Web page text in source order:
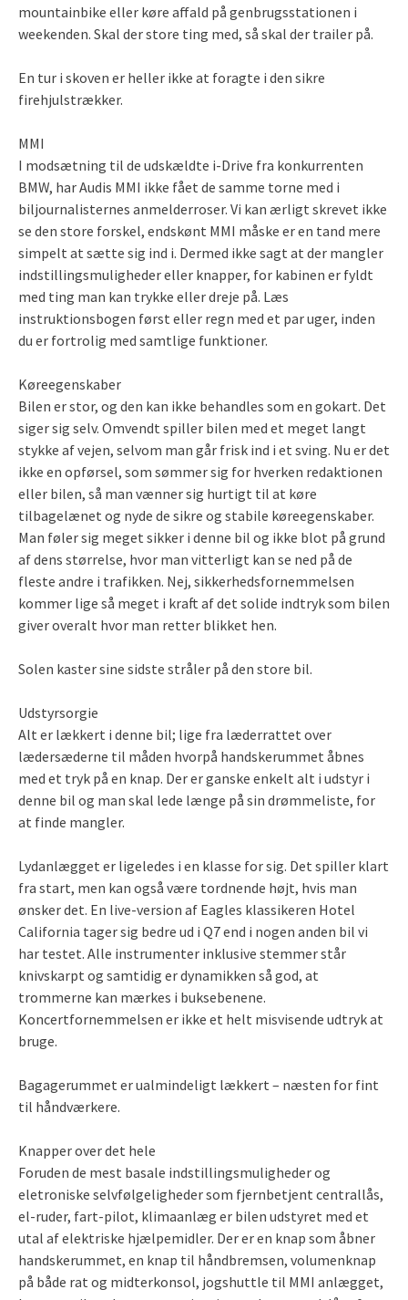
mountainbike eller køre affald på genbrugsstationen i
weekenden. Skal der store ting med, så skal der trailer på.
En tur i skoven er heller ikke at foragte i den sikre
firehjulstrækker.
MMI
I modsætning til de udskældte i-Drive fra konkurrenten
BMW, har Audis MMI ikke fået de samme torne med i
biljournalisternes anmelderroser. Vi kan ærligt skrevet ikke
se den store forskel, endskønt MMI måske er en tand mere
simpelt at sætte sig ind i. Dermed ikke sagt at der mangler
indstillingsmuligheder eller knapper, for kabinen er fyldt
med ting man kan trykke eller dreje på. Læs
instruktionsbogen først eller regn med et par uger, inden
du er fortrolig med samtlige funktioner.
Køreegenskaber
Bilen er stor, og den kan ikke behandles som en gokart. Det
siger sig selv. Omvendt spiller bilen med et meget langt
stykke af vejen, selvom man går frisk ind i et sving. Nu er det
ikke en opførsel, som sømmer sig for hverken redaktionen
eller bilen, så man vænner sig hurtigt til at køre
tilbagelænet og nyde de sikre og stabile køreegenskaber.
Man føler sig meget sikker i denne bil og ikke blot på grund
af dens størrelse, hvor man vitterligt kan se ned på de
fleste andre i trafikken. Nej, sikkerhedsfornemmelsen
kommer lige så meget i kraft af det solide indtryk som bilen
giver overalt hvor man retter blikket hen.
Solen kaster sine sidste stråler på den store bil.
Udstyrsorgie
Alt er lækkert i denne bil; lige fra læderrattet over
lædersæderne til måden hvorpå handskerummet åbnes
med et tryk på en knap. Der er ganske enkelt alt i udstyr i
denne bil og man skal lede længe på sin drømmeliste, for
at finde mangler.
Lydanlægget er ligeledes i en klasse for sig. Det spiller klart
fra start, men kan også være tordnende højt, hvis man
ønsker det. En live-version af Eagles klassikeren Hotel
California tager sig bedre ud i Q7 end i nogen anden bil vi
har testet. Alle instrumenter inklusive stemmer står
knivskarpt og samtidig er dynamikken så god, at
trommerne kan mærkes i buksebenene.
Koncertfornemmelsen er ikke et helt misvisende udtryk at
bruge.
Bagagerummet er ualmindeligt lækkert – næsten for fint
til håndværkere.
Knapper over det hele
Foruden de mest basale indstillingsmuligheder og
eletroniske selvfølgeligheder som fjernbetjent centrallås,
el-ruder, fart-pilot, klimaanlæg er bilen udstyret med et
utal af elektriske hjælpemidler. Der er en knap som åbner
handskerummet, en knap til håndbremsen, volumenknap
på både rat og midterkonsol, jogshuttle til MMI anlægget,